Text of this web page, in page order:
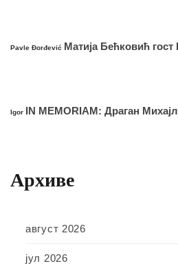
Pavle Đorđević Матија Бећковић
Igor IN MEMORIAM: Драган
Архиве
август 2026
јул 2026